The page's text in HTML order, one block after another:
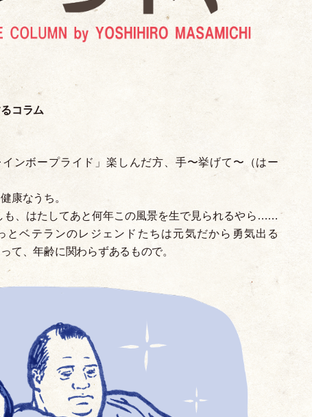
コラム
ンボープライド 」 楽しんだ方、手〜挙げて〜 （はー
康なうち。
も、はたしてあと何年この風景を生で見られるやら……
とベテランのレジェンドたちは元気だから勇気出る
て、年齢に関わらずあるもので。